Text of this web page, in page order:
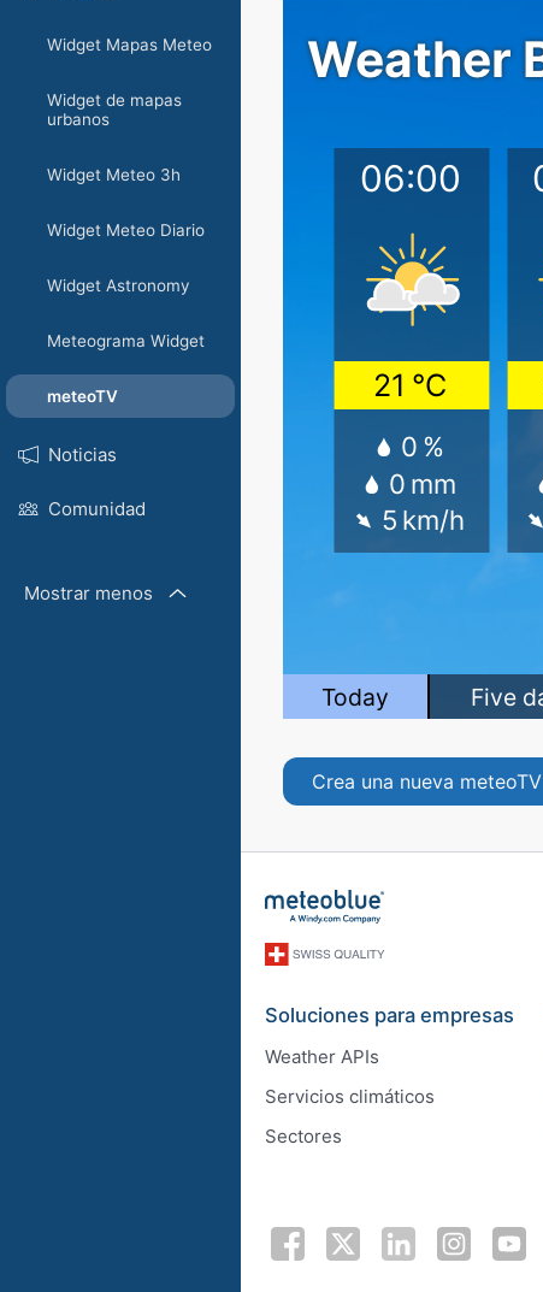
Widget Mapas Meteo
Widget de mapas
urbanos
Widget Meteo 3h
Widget Meteo Diario
Widget Astronomy
Meteograma Widget
meteoTV
Noticias
Comunidad
Mostrar menos
Crea una nueva meteoTV
Soluciones para empresas
Weather APIs
Servicios climáticos
Sectores